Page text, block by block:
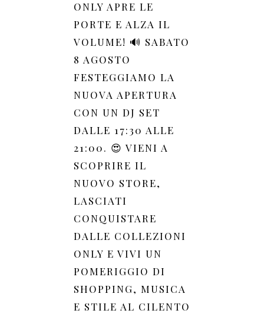
ONLY APRE LE
PORTE E ALZA IL
VOLUME! 🔊 SABATO
8 AGOSTO
FESTEGGIAMO LA
NUOVA APERTURA
CON UN DJ SET
DALLE 17:30 ALLE
21:00. 😍 VIENI A
SCOPRIRE IL
NUOVO STORE,
LASCIATI
CONQUISTARE
DALLE COLLEZIONI
ONLY E VIVI UN
POMERIGGIO DI
SHOPPING, MUSICA
E STILE AL CILENTO